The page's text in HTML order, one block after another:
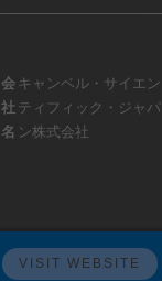
会
社
名
キャンベル・サイエン
ティフィック・ジャパ
ン株式会社
VISIT WEBSITE